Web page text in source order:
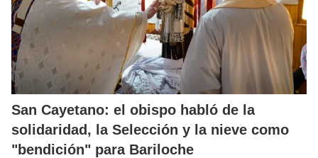
San Cayetano: el obispo habló de la
solidaridad, la Selección y la nieve como
"bendición" para Bariloche